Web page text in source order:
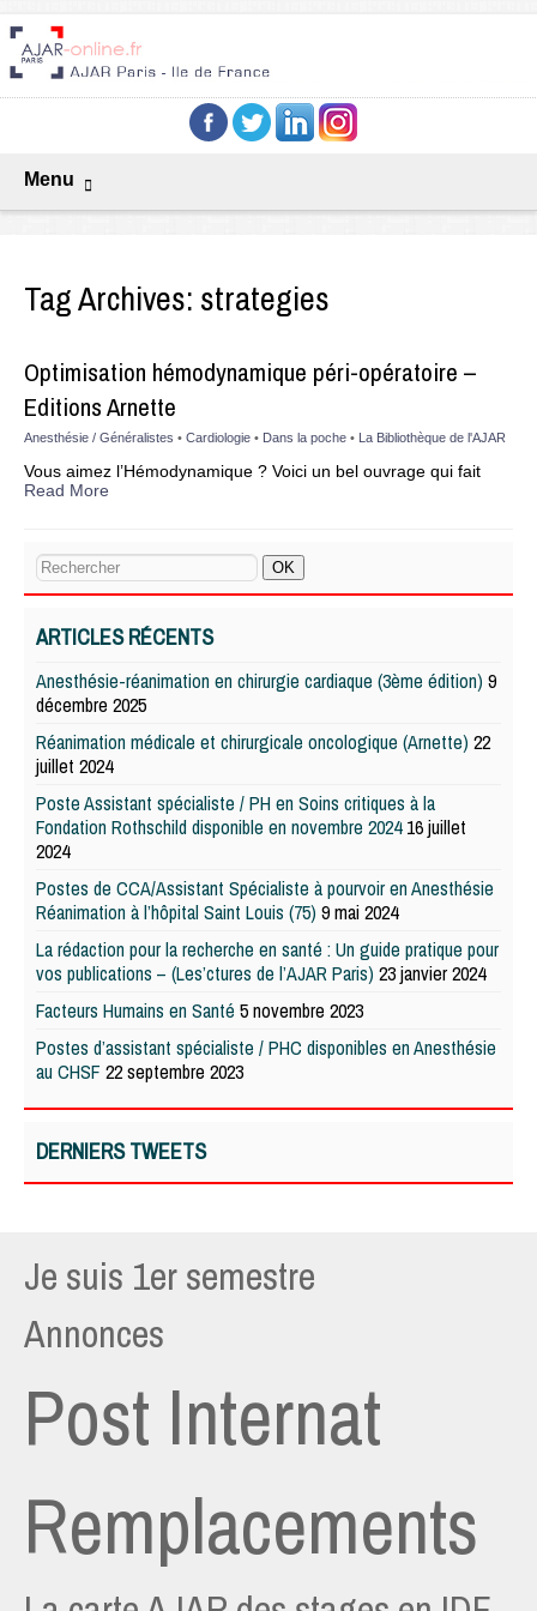
Menu
Tag Archives: strategies
Optimisation hémodynamique péri-opératoire –
Editions Arnette
Anesthésie / Généralistes • Cardiologie • Dans la poche • La Bibliothèque de l'AJAR
Vous aimez l’Hémodynamique ? Voici un bel ouvrage qui fait
Read More
ARTICLES RÉCENTS
Anesthésie-réanimation en chirurgie cardiaque (3ème édition) 9
décembre 2025
Réanimation médicale et chirurgicale oncologique (Arnette) 22
juillet 2024
Poste Assistant spécialiste / PH en Soins critiques à la
Fondation Rothschild disponible en novembre 2024 16 juillet
2024
Postes de CCA/Assistant Spécialiste à pourvoir en Anesthésie
Réanimation à l’hôpital Saint Louis (75) 9 mai 2024
La rédaction pour la recherche en santé : Un guide pratique pour
vos publications – (Les’ctures de l’AJAR Paris) 23 janvier 2024
Facteurs Humains en Santé 5 novembre 2023
Postes d’assistant spécialiste / PHC disponibles en Anesthésie
au CHSF 22 septembre 2023
DERNIERS TWEETS
Je suis 1er semestre
Annonces
Post Internat
Remplacements